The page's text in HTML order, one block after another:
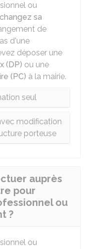
ou
changez sa
de
d'une
déposer une
(DP) ou une
(PC) à la mairie.
seul
modification
porteuse
auprès
pour
ou
?
ou